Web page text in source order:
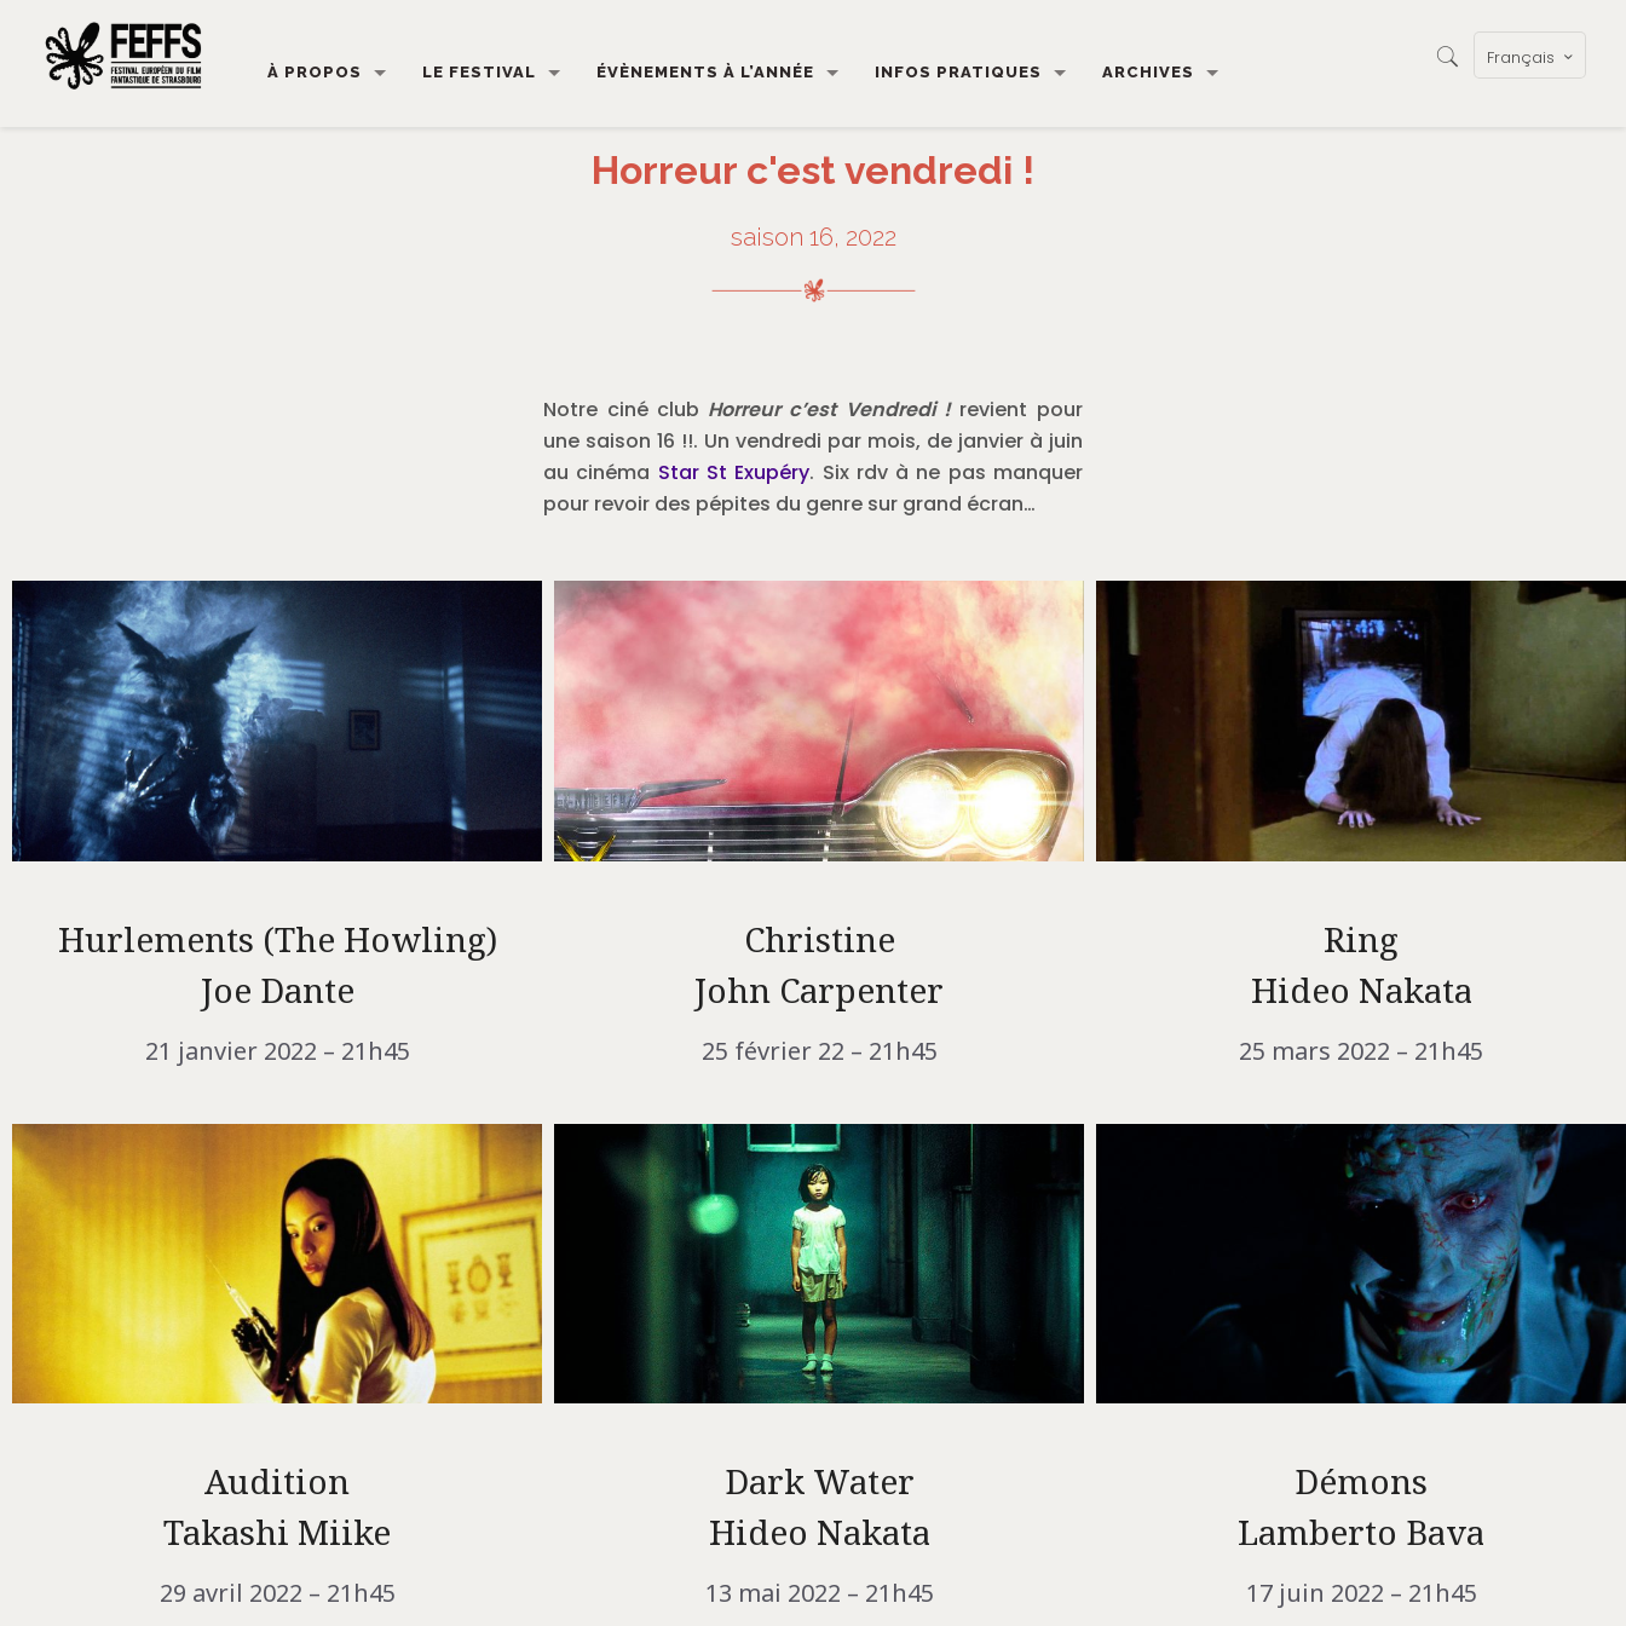
À PROPOS LE FESTIVAL ÉVÈNEMENTS À L’ANNÉE INFOS PRATIQUES ARCHIVES
Français
Horreur c'est vendredi !
saison 16, 2022
Notre ciné club Horreur c’est Vendredi !revient pour
une saison 16 !!. Un vendredi par mois, de janvier à juin
au cinéma Star St Exupéry. Six rdv à ne pas manquer
pour revoir des pépites du genre sur grand écran…
Hurlements (The Howling)
Joe Dante
21 janvier 2022 – 21h45
Christine
John Carpenter
25 février 22 – 21h45
Ring
Hideo Nakata
25 mars 2022 – 21h45
Audition
Takashi Miike
29 avril 2022 – 21h45
Dark Water
Hideo Nakata
13 mai 2022 – 21h45
Démons
Lamberto Bava
17 juin 2022 – 21h45